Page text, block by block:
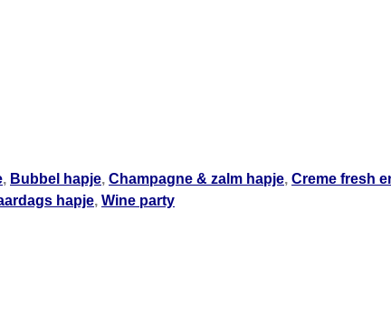
, Bubbel hapje, Champagne & zalm hapje, Creme fresh
hapje, Wine party